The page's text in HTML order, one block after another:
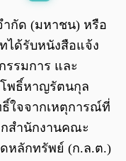
0:00
ำกัด (มหาชน) หรือ
ได้รับหนังสือแจ้ง
รรมการ และ
พธิ์หาญรัตนกุล
ใจจากเหตุการณ์ที่
สำนักงานคณะ
หลักทรัพย์ (ก.ล.ต.)